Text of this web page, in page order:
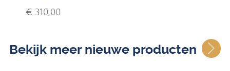
€ 310,00
Bekijk meer nieuwe producten